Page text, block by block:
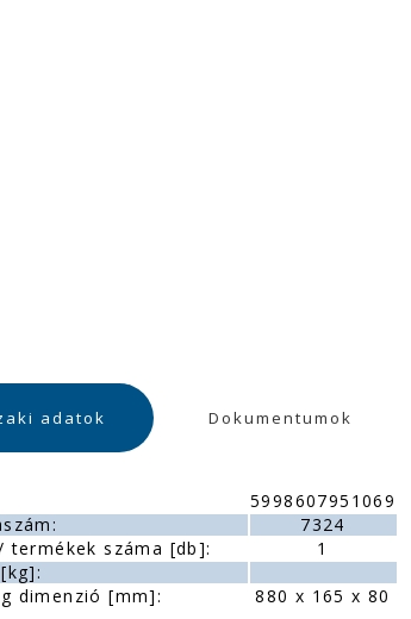
adatok Dokumentumok
5998607951069
7324
termékek száma [db]:
1
dimenzió [mm]:
880 x 165 x 80